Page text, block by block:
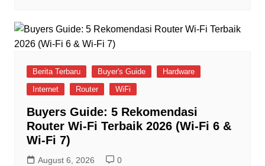
Berita Terbaru Buyer's Guide
Hardware
Internet
Router WiFi
Buyers Guide: 5 Rekomendasi
Router Wi-Fi Terbaik 2026 (Wi-Fi 6 &
Wi-Fi 7)
August 6, 2026 0